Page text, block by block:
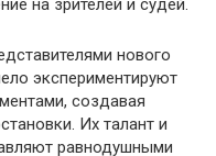
на зрителей и судей.
нового
экспериментируют
создавая
Их талант и
равнодушными